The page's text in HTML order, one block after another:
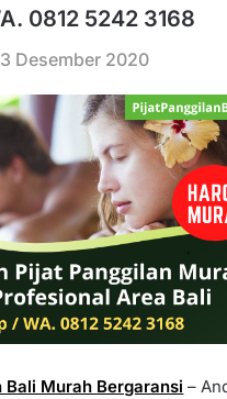
0812 5242 3168
Desember 2020
Bali Murah Bergaransi –